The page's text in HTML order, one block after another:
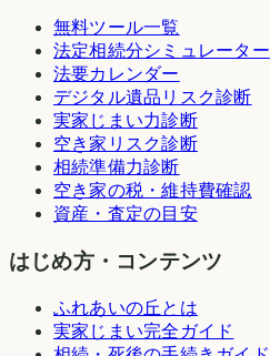
無料ツール一覧
法定相続分シミュレーター
法要カレンダー
デジタル遺品リスク診断
実家じまい力診断
空き家リスク診断
相続準備力診断
空き家の税・維持費確認
資産・査定の目安
はじめ方・コンテンツ
ふれあいの丘とは
実家じまい完全ガイド